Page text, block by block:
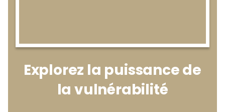
Explorez la puissance de
la vulnérabilité